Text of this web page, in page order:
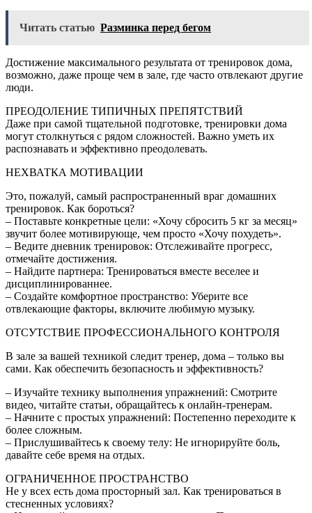
Читать статью Разминка перед бегом
Достижение максимального результата от тренировок дома,
возможно, даже проще чем в зале, где часто отвлекают другие
люди.
ПРЕОДОЛЕНИЕ ТИПИЧНЫХ ПРЕПЯТСТВИЙ
Даже при самой тщательной подготовке, тренировки дома
могут столкнуться с рядом сложностей. Важно уметь их
распознавать и эффективно преодолевать.
НЕХВАТКА МОТИВАЦИИ
Это, пожалуй, самый распространенный враг домашних
тренировок. Как бороться?
– Поставьте конкретные цели: «Хочу сбросить 5 кг за месяц»
звучит более мотивирующе, чем просто «Хочу похудеть».
– Ведите дневник тренировок: Отслеживайте прогресс,
отмечайте достижения.
– Найдите партнера: Тренироваться вместе веселее и
дисциплинированнее.
– Создайте комфортное пространство: Уберите все
отвлекающие факторы, включите любимую музыку.
ОТСУТСТВИЕ ПРОФЕССИОНАЛЬНОГО КОНТРОЛЯ
В зале за вашей техникой следит тренер, дома – только вы
сами. Как обеспечить безопасность и эффективность?
– Изучайте технику выполнения упражнений: Смотрите
видео, читайте статьи, обращайтесь к онлайн-тренерам.
– Начните с простых упражнений: Постепенно переходите к
более сложным.
– Прислушивайтесь к своему телу: Не игнорируйте боль,
давайте себе время на отдых.
ОГРАНИЧЕННОЕ ПРОСТРАНСТВО
Не у всех есть дома просторный зал. Как тренироваться в
стесненных условиях?